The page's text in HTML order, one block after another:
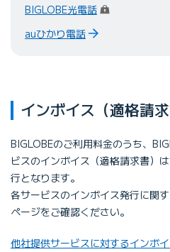
BIGLOBE光電話（ログイン）
auひかり電話
インボイス（適格請
BIGLOBEのご利⽤料⾦のうち、
ビスのインボイス（適格請求書）
⾏となります。
各サービスのインボイス発⾏に関
ページをご確認ください。
他社提供サービスに対するインボ